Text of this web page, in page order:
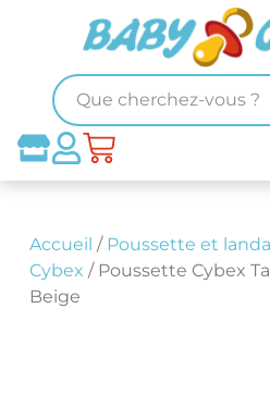
Accueil / Poussette et
Cybex / Poussette Cybex
Beige